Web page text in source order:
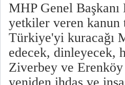
MHP Genel
yetkiler veren
Türkiye'yi kuracağı
edecek, dinleyecek,
Ziverbey ve